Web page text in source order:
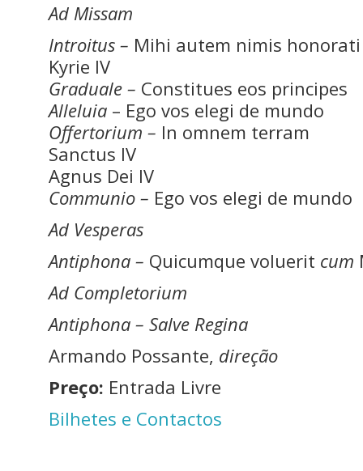
Ad Missam
Introitus – Mihi autem nimis
Kyrie IV
Graduale – Constitues eos principes
Alleluia – Ego vos elegi de mundo
Offertorium – In omnem terram
Sanctus IV
Agnus Dei IV
Communio – Ego vos elegi de mundo
Ad Vesperas
Antiphona – Quicumque voluerit cum
Ad Completorium
Antiphona – Salve Regina
Armando Possante, direção
Preço: Entrada Livre
Bilhetes e Contactos